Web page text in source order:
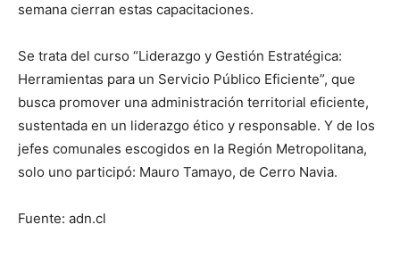
semana cierran estas capacitaciones.
Se trata del curso “Liderazgo y Gestión Estratégica:
Herramientas para un Servicio Público Eficiente”, que
busca promover una administración territorial eficiente,
sustentada en un liderazgo ético y responsable. Y de los
jefes comunales escogidos en la Región Metropolitana,
solo uno participó: Mauro Tamayo, de Cerro Navia.
Fuente: adn.cl